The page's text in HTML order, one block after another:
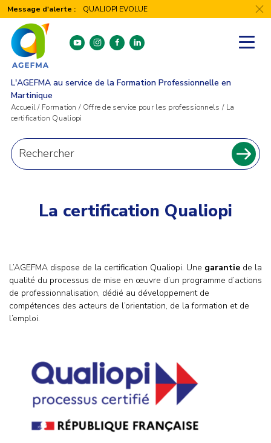
Message d'alerte : QUALIOPI EVOLUE
youtubeinstagram
facebooklinkedin
L'AGEFMA au service de la Formation Professionnelle en
Martinique
Accueil/ Formation / Offre de service pour les professionnels / La
certification Qualiopi
Recherche
pour
La certification Qualiopi
L’AGEFMA dispose de la certification Qualiopi. Une garantie de la
qualité du processus de mise en œuvre d’un programme d’actions
de professionnalisation, dédié au développement de
compétences des acteurs de l’orientation, de la formation et de
l’emploi.
Panneau de gestion des cookies